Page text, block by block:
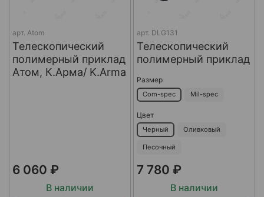
арт. Atom
Телескопический
полимерный приклад
Атом, К.Арма/ K.Arma
6 060 ₽
В наличии
арт. DLG131
Телескопический
полимерный приклад
Размер
Com-spec Mil-spec
Цвет
Черный Оливковый
Песочный
7 780 ₽
В наличии